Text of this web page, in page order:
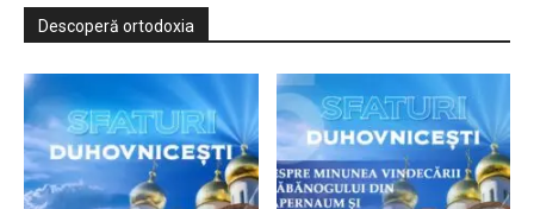
Descoperă ortodoxia